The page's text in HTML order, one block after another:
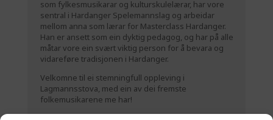
som fylkesmusikarar og kulturskulelærar, har vore
sentral i Hardanger Spelemannslag og arbeidar
mellom anna som lærar for Masterclass Hardanger.
Han er ansett som ein dyktig pedagog, og har på alle
måtar vore ein svært viktig person for å bevara og
vidareføre tradisjonen i Hardanger.
Velkomne til ei stemningfull oppleving i
Lagmannsstova, med ein av dei fremste
folkemusikarene me har!